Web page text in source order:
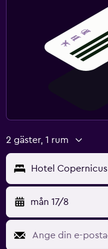
2 gäster, 1 rum
Hotel Copernicus
mån 17/8